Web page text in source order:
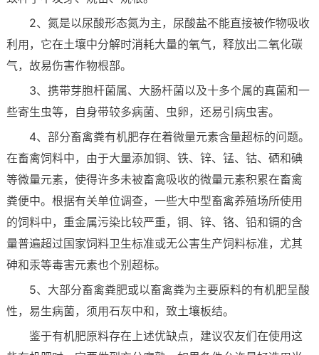
2、氮是以尿酸形态氮为主，尿酸盐不能直接被作物吸收
利用，它在土壤中分解时消耗大量的氧气，释放出二氧化碳
气，故易伤害作物根部。
3、携带芽胞杆菌属、大肠杆菌以及十多个属的真菌和一
些寄生虫等，自身带较多病菌、虫卵，还易引病虫害。
4、部分畜禽粪有机肥存在着微量元素含量超标的问题。
在畜禽饲料中，由于大量添加铜、铁、锌、锰、钴、硒和碘
等微量元素，使得许多未被畜禽吸收的微量元素积累在畜禽
粪便中。根据有关单位调查，一些大中型畜禽养殖场所使用
的饲料中，重金属污染比较严重，铜、锌、铬、铅和镉的含
量普遍超过国家饲料卫生标准或无公害生产饲料标准，尤其
砷和汞等毒害元素也个别超标。
5、大部分畜禽粪肥或以畜禽粪为主要原料的有机肥呈酸
性，易生病菌，须用石灰中和，致土壤板结。
鉴于有机肥原料存在上述优缺点，建议农友们在使用这